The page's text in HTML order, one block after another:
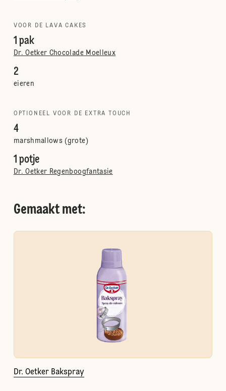
VOOR DE LAVA CAKES
1 pak
Dr. Oetker Chocolade Moelleux
2
eieren
OPTIONEEL VOOR DE EXTRA TOUCH
4
marshmallows (grote)
1 potje
Dr. Oetker Regenboogfantasie
Gemaakt met:
Dr. Oetker Bakspray